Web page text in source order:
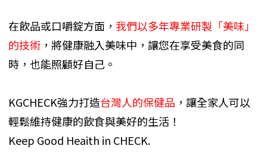
在飲品或口嚼錠方面， 我們以多年專業研製「美味」
的技術，將健康融入美味中，讓您在享受美食的同
時，也能照顧好自己。
KGCHECK強力打造台灣人的保健品 ，讓全家人可以
輕鬆維持健康的飲食與美好的生活！
Keep Good Heaith in CHECK.